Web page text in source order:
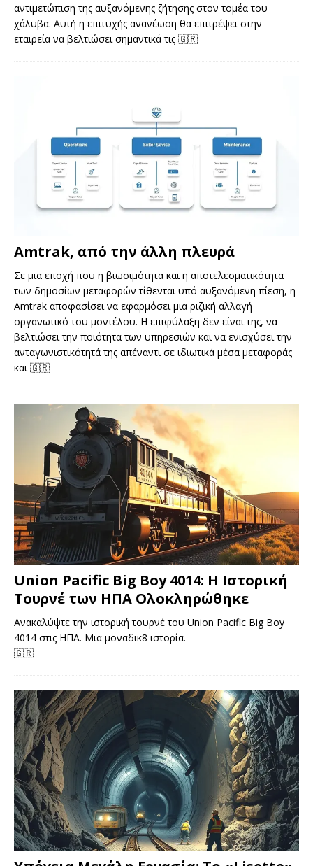
αντιμετώπιση της αυξανόμενης ζήτησης στον τομέα του
χάλυβα. Αυτή η επιτυχής ανανέωση θα επιτρέψει στην
εταιρεία να βελτιώσει σημαντικά τις 🇬🇷
Amtrak, από την άλλη πλευρά
Σε μια εποχή που η βιωσιμότητα και η αποτελεσματικότητα
των δημοσίων μεταφορών τίθενται υπό αυξανόμενη πίεση, η
Amtrak αποφασίσει να εφαρμόσει μια ριζική αλλαγή
οργανωτικό του μοντέλου. Η επιφύλαξη δεν είναι της, να
βελτιώσει την ποιότητα των υπηρεσιών και να ενισχύσει την
ανταγωνιστικότητά της απέναντι σε ιδιωτικά μέσα μεταφοράς
και🇬🇷
Union Pacific Big Boy 4014: Η Ιστορική
Τουρνέ των ΗΠΑ Ολοκληρώθηκε
Ανακαλύψτε την ιστορική τουρνέ του Union Pacific Big Boy
4014 στις ΗΠΑ. Μια μοναδικ8 ιστορία.
🇬🇷